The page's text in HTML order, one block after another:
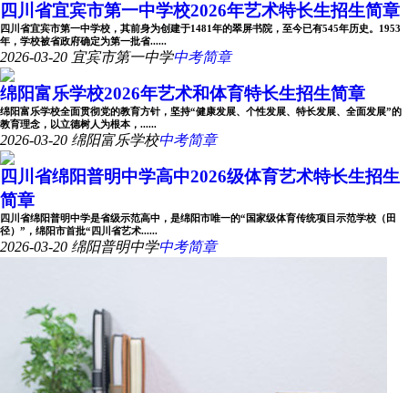
四川省宜宾市第一中学校2026年艺术特长生招生简章
四川省宜宾市第一中学校，其前身为创建于1481年的翠屏书院，至今已有545年历史。1953
年，学校被省政府确定为第一批省......
2026-03-20 宜宾市第一中学中考简章
绵阳富乐学校2026年艺术和体育特长生招生简章
绵阳富乐学校全面贯彻党的教育方针，坚持“健康发展、个性发展、特长发展、全面发展”的
教育理念，以立德树人为根本，......
2026-03-20 绵阳富乐学校中考简章
四川省绵阳普明中学高中2026级体育艺术特长生招生
简章
四川省绵阳普明中学是省级示范高中，是绵阳市唯一的“国家级体育传统项目示范学校（田
径）”，绵阳市首批“四川省艺术......
2026-03-20 绵阳普明中学中考简章